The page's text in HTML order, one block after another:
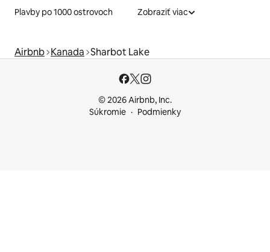
Plavby po 1000 ostrovoch Zobraziť viac
Airbnb Kanada Sharbot Lake
© 2026 Airbnb, Inc.
Súkromie
Podmienky